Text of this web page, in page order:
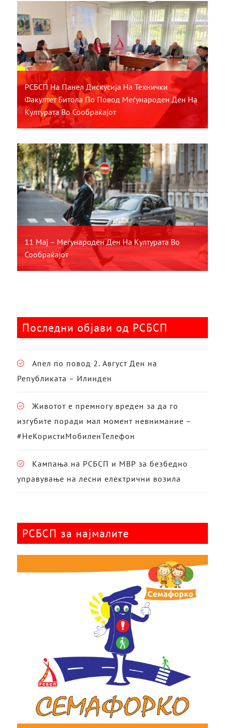
РСБСП На Панел Дискусија На Технички
Факултет Битола По Повод Меѓународен Ден На
Културата Во Сообраќајот
11 Мај – Меѓународен Ден На Културата Во
Сообраќајот
Последни објави од РСБСП
Апел по повод 2. Август Ден на
Републиката – Илинден
Животот е премногу вреден за да го
изгубите поради мал момент невнимание –
#НеКористиМобиленТелефон
Кампања на РСБСП и МВР за безбедно
управување на лесни електрични возила
РСБСП за најмалите